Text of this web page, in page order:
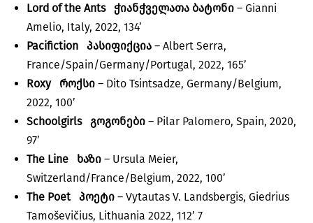
Lord of the Ants
ჭიანჭველათა ბატონი – Gianni
Amelio, Italy, 2022, 134’
Pacifiction პასიფიქცია – Albert Serra,
France/Spain/Germany/Portugal, 2022, 165’
Roxyროქსი – Dito Tsintsadze, Germany/Belgium,
2022, 100’
Schoolgirlsგოგონები – Pilar Palomero, Spain, 2020,
97’
The Line ხაზი – Ursula Meier,
Switzerland/France/Belgium, 2022, 100’
The Poetპოეტი – Vytautas V. Landsbergis, Giedrius
Tamoševičius, Lithuania 2022, 112’ 7